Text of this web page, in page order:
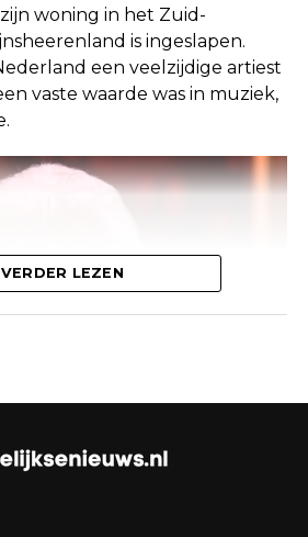
singles gekoppeld voor een
voor het eerst ontmoeten.
om de eerlijke, vaak
tussen de deelnemers.
allesbehalve romantisch.
situatie leidde tot enige
zich begon af te vragen of
gekozen.
woning in het Zuid-
is ingeslapen.
een veelzijdige artiest
vaste waarde was in muziek,
in de Nederlandse
VERDER LEZEN